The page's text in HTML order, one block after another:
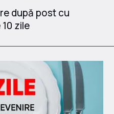
după post cu
zile